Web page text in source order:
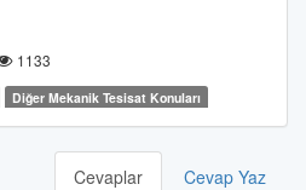
1133
Diğer Mekanik Tesisat Konuları
Cevaplar Cevap Yaz